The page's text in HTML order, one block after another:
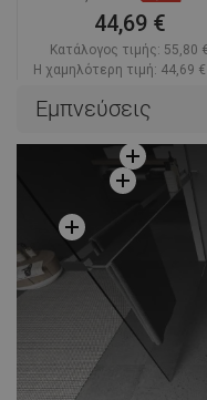
44,69 €
Κατάλογος τιμής: 55,80 €
Η χαμηλότερη τιμή: 44,69 €
favorite_border Αγαπημένα
Σύγκριση
Εμπνεύσεις